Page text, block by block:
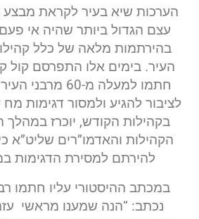
הערכות שיא בעיר לקראת מבצע
עצם הגדול ביותר שהיה אי
בהירתמות מלאה של כלל
העיר. בימים אלו התפרסם קול
חתמו למעלה מ-60
לציבור להגיע ולמסור דגימות
בקהילות הקודש, יוכרז
הקהילות והאדמו”רים שליט”א
להירתם למסירת הדגימות
במכתב ההיסטורי עליו חתמו
נכתב: “הנה שמענו מראשי